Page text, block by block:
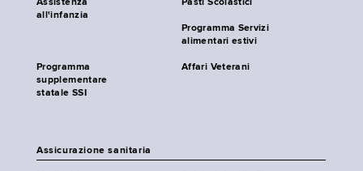
Assistenza
all'infanzia
Pasti Scolastici
Programma Servizi
alimentari estivi
Programma
supplementare
statale SSI
Affari Veterani
Assicurazione sanitaria